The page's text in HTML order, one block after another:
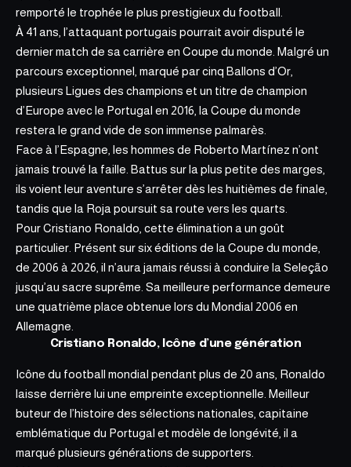
remporté le trophée le plus prestigieux du football.
À 41 ans, l’attaquant portugais pourrait avoir disputé le
dernier match de sa carrière en Coupe du monde. Malgré un
parcours exceptionnel, marqué par cinq Ballons d’Or,
plusieurs Ligues des champions et un titre de champion
d’Europe avec le Portugal en 2016, la Coupe du monde
restera le grand vide de son immense palmarès.
Face à l’Espagne, les hommes de Roberto Martínez n’ont
jamais trouvé la faille. Battus sur la plus petite des marges,
ils voient leur aventure s’arrêter dès les huitièmes de finale,
tandis que la Roja poursuit sa route vers les quarts.
Pour Cristiano Ronaldo, cette élimination a un goût
particulier. Présent sur six éditions de la Coupe du monde,
de 2006 à 2026, il n’aura jamais réussi à conduire la Seleção
jusqu’au sacre suprême. Sa meilleure performance demeure
une quatrième place obtenue lors du Mondial 2006 en
Allemagne.
Cristiano Ronaldo, Icône d’une génération
Icône du football mondial pendant plus de 20 ans, Ronaldo
laisse derrière lui une empreinte exceptionnelle. Meilleur
buteur de l’histoire des sélections nationales, capitaine
emblématique du Portugal et modèle de longévité, il a
marqué plusieurs générations de supporters.